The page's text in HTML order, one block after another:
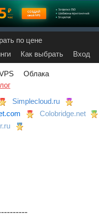
по цене
Как выбрать Вход
Облака
Simplecloud.ru
Colobridge.net